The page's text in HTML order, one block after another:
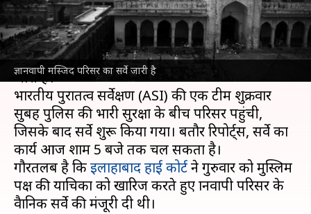
ज्ञानवापी मस्जिद परिसर का सर्वे जारी है
क्या है खबर?
वाराणसी के ज्ञानवापी मस्जिदके परिसर का वैज्ञानिक सर्वे
जारी है।
भारतीय पुरातत्व सर्वेक्षण (ASI) की एक टीम शुक्रवार
सुबह पुलिस की भारी सुरक्षा के बीच परिसर पहुंची,
जिसके बाद सर्वे शुरू किया गया। बतौर रिपोर्ट्स, सर्वे का
कार्य आज शाम 5 बजे तक चल सकता है।
गौरतलब है किइलाहाबाद हाई कोर्टने गुरुवार को मुस्लिम
पक्ष की याचिका को खारिज करते हुए ज्ञानवापी परिसर के